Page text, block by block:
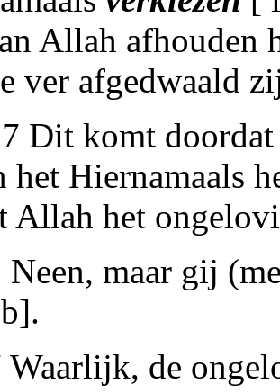
Allah afhouden
ver afgedwaald
Dit komt
het Hiernamaals
Allah het
Neen, maar gij
Waarlijk, de